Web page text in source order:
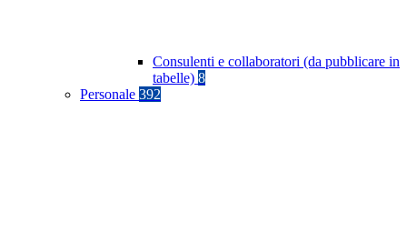
Consulenti e collaboratori (da pubblicare in
tabelle) 8
Personale 392